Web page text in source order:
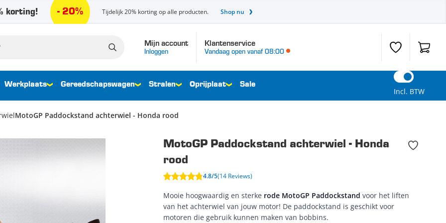
korting! - 20% Tijdelijk 20% korting op alle producten. Shop nu
Mijn account
Inloggen
Klantenservice
Vandaag open vanaf 08:00 Verlanglijst
Werkplaats Gereedschapswagen Stralen Oprijplaat Sale
Incl. BTW
MotoGP Paddockstand achterwiel - Honda rood
MotoGP Paddockstand achterwiel - Honda
rood
4.8/5(14 Reviews)
Mooie hoogwaardig en sterke rode MotoGP Paddockstand voor het liften
van het achterwiel van jouw motor! De paddockstand is geschikt voor
motoren die gebruik kunnen maken van bobbins.